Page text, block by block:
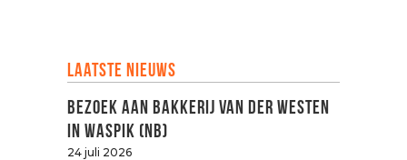
Laatste nieuws
Bezoek aan Bakkerij van der Westen
in Waspik (NB)
24 juli 2026